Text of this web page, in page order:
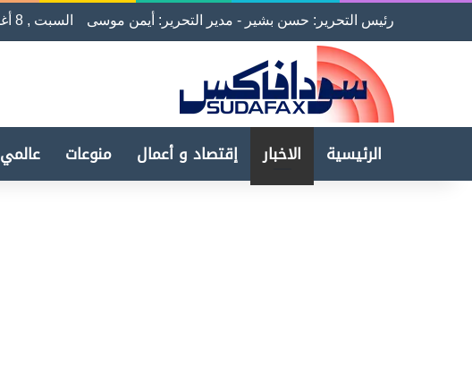
رئيس التحرير: حسن بشير - مدير التحرير: أيمن موسى السبت , 8 أغسطس 2026
الرئيسية الاخبار إقتصاد و أعمال منوعات عالمي